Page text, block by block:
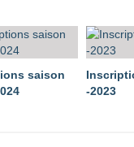
saison
-2023